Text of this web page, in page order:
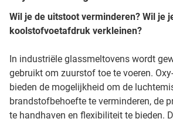
Wil je de uitstoot verminderen? Wil je
koolstofvoetafdruk verkleinen?
In industriële glassmeltovens wordt
gebruikt om zuurstof toe te voeren.
bieden de mogelijkheid om de
brandstofbehoefte te verminderen, de
te handhaven en flexibiliteit te bieden.